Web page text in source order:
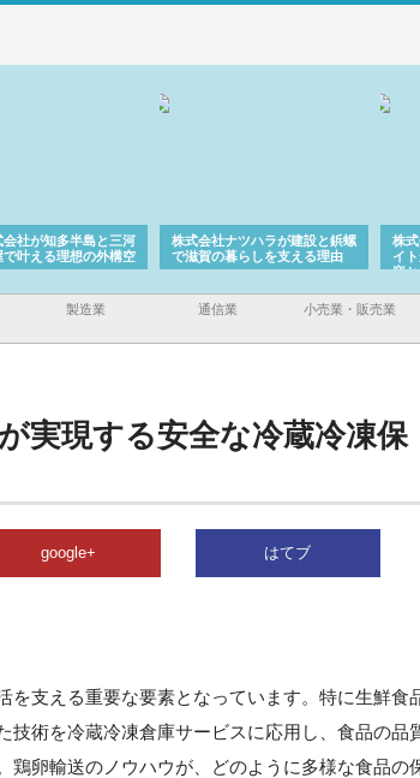
会社が知多半島と三河
で叶える理想の外構空
株式会社ナツハラが建設と鋲螺
で滋賀の暮らしを支える理由
株
イ
容
製造業 通信業 小売業・販売業
実現する安全な冷蔵冷凍保
google+ はてブ
支える重要な要素となっています。特に生鮮食
術を冷蔵冷凍倉庫サービスに応用し、食品の品
鶏卵輸送のノウハウが、どのように多様な食品の